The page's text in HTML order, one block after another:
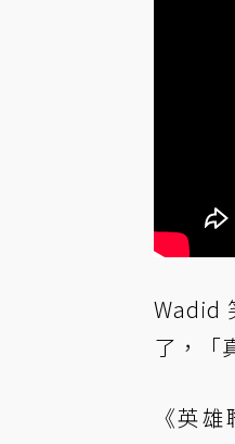
Wadid
了，「
《英